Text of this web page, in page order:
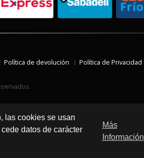
las cookies se usan
datos de carácter
Más
Información
Política de devolución Política de Privacidad